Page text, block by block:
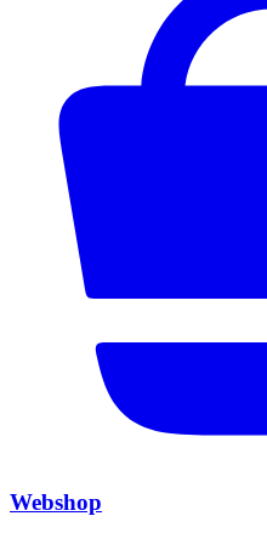
Webshop